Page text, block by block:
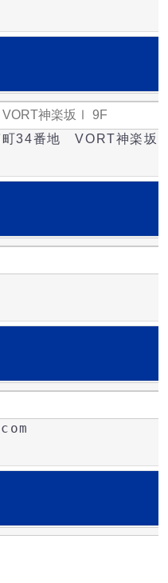
町34番地 VORT神楽坂